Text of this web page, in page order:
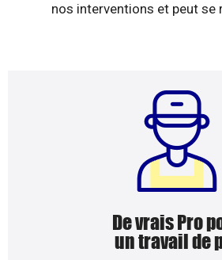
nos interventions et peut se
De vrais Pro
un travail de